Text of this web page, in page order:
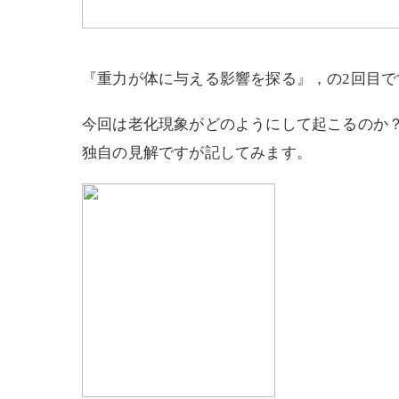
『重力が体に与える影響を探る』，の2回目
今回は老化現象がどのようにして起こるのか
独自の見解ですが記してみます。